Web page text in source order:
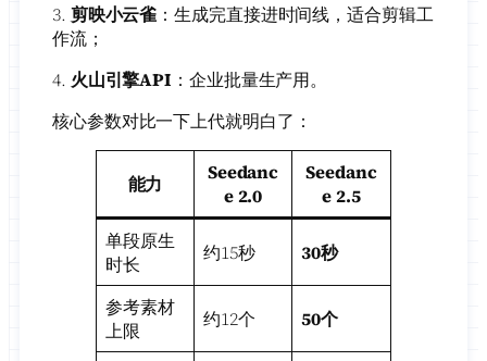
3. 剪映小云雀 ：生成完直接进时间线，适合剪辑工
作流；
4. 火山引擎API ：企业批量生产用。
核心参数对比一下上代就明白了：
能力
Seedanc
e 2.0
Seedanc
e 2.5
单段原生
时长
约15秒 30秒
参考素材
上限
约12个 50个